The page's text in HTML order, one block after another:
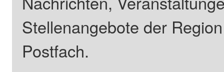
Stellenangebote der
Postfach.